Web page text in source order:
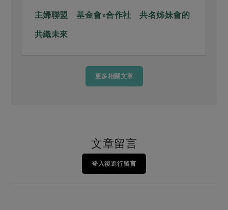
主婦聯盟 基金會×合作社 共名姊妹會的
共織未來
更多相關文章
文章留言
登入後進行留言